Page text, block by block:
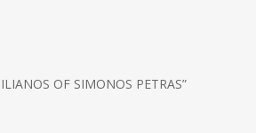
OF SIMONOS PETRAS”